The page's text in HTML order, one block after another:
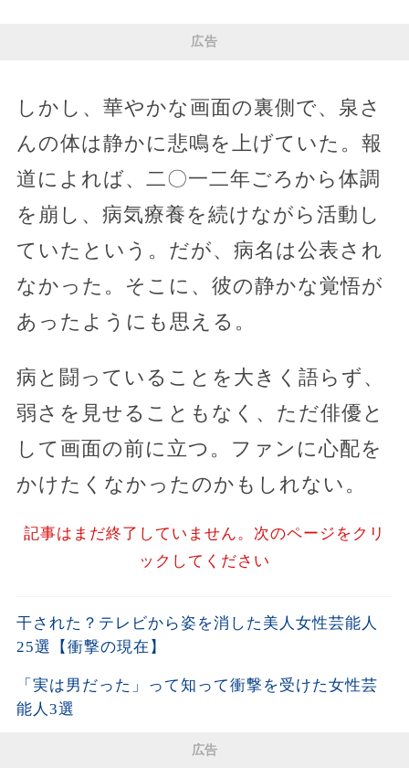
広告
しかし、華やかな画面の裏側で、泉さ
んの体は静かに悲鳴を上げていた。報
道によれば、二〇一二年ごろから体調
を崩し、病気療養を続けながら活動し
ていたという。だが、病名は公表され
なかった。そこに、彼の静かな覚悟が
あったようにも思える。
病と闘っていることを大きく語らず、
弱さを見せることもなく、ただ俳優と
して画面の前に立つ。ファンに心配を
かけたくなかったのかもしれない。
記事はまだ終了していません。次のページをクリ
ックしてください
干された？テレビから姿を消した美人女性芸能人
25選【衝撃の現在】
「実は男だった」って知って衝撃を受けた女性芸
能人3選
広告